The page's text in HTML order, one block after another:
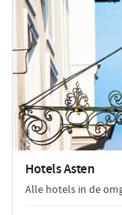
HotelsAsten
Alle hotels in de